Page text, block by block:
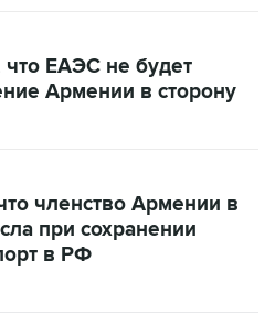
ЕАЭС не будет
Армении в сторону
членство Армении в
при сохранении
в РФ